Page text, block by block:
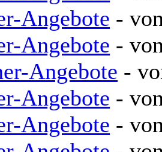
Angebote -
Angebote -
Angebote -
Angebote -
Angebote -